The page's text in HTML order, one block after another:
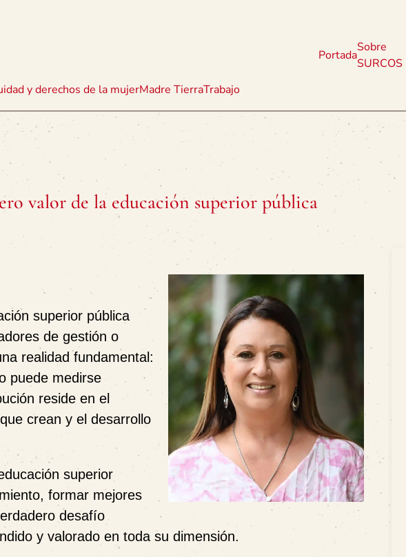
y derechos de la mujerMadre TierraTrabajo
Portada
Sobre
SURCOS
valor de la educación superior pública
superior pública
de gestión o
realidad fundamental:
puede medirse
reside en el
crean y el desarrollo
superior
formar mejores
desafío
y valorado en toda su dimensión.